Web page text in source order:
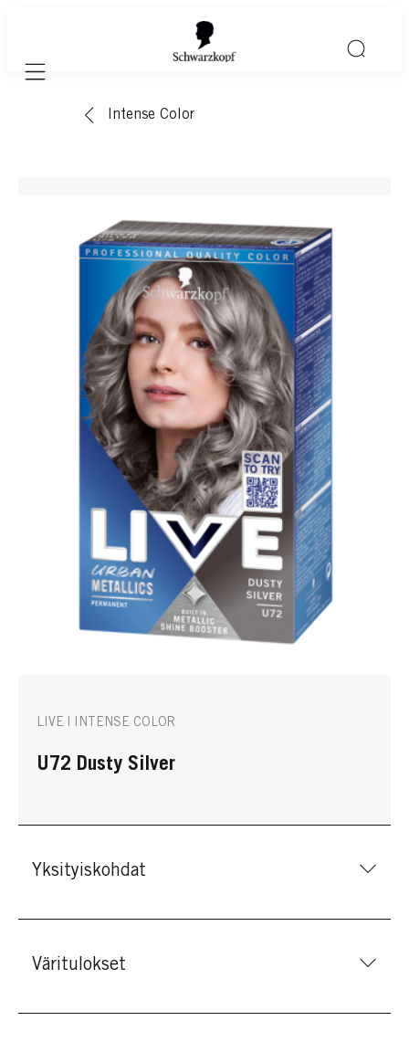
Mobile navigation
Intense Color
LIVE | INTENSE COLOR
U72 Dusty Silver
Yksityiskohdat
Väritulokset